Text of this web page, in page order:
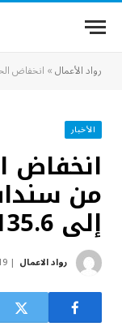
رواد الأعمال» انخفاض
الأخبار
انخفاض
من
إلى 135.6 مليار دولار
رواد الاعمال 19